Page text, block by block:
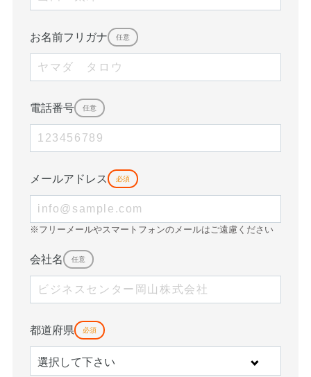
お名前フリガナ 任意
電話番号 任意
メールアドレス 必須
※フリーメールやスマートフォンのメールはご遠慮ください
会社名 任意
都道府県 必須